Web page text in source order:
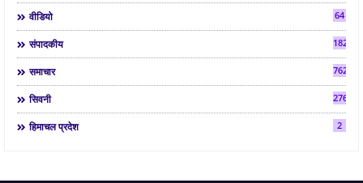
वीडियो 64
संपादकीय 182
समाचार 7624
सिवनी 2763
हिमाचल प्रदेश 2